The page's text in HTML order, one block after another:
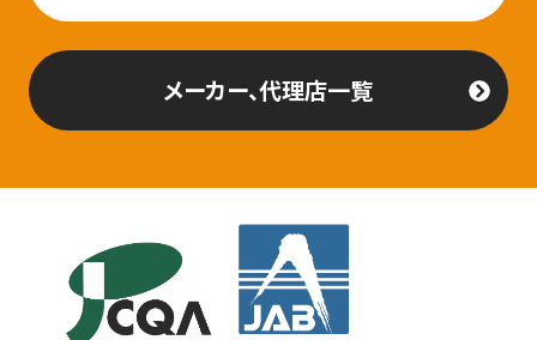
メーカー、代理店一覧